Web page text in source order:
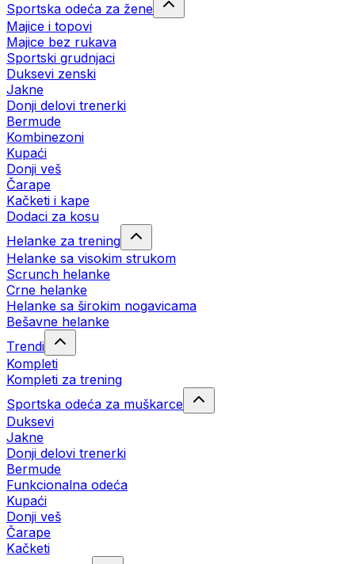
Sportska odeća za žene
Majice i topovi
Majice bez rukava
Sportski grudnjaci
Duksevi zenski
Jakne
Donji delovi trenerki
Bermude
Kombinezoni
Kupaći
Donji veš
Čarape
Kačketi i kape
Dodaci za kosu
Helanke za trening
Helanke sa visokim strukom
Scrunch helanke
Crne helanke
Helanke sa širokim nogavicama
Bešavne helanke
Trendi
Kompleti
Kompleti za trening
Sportska odeća za muškarce
Duksevi
Jakne
Donji delovi trenerki
Bermude
Funkcionalna odeća
Kupaći
Donji veš
Čarape
Kačketi